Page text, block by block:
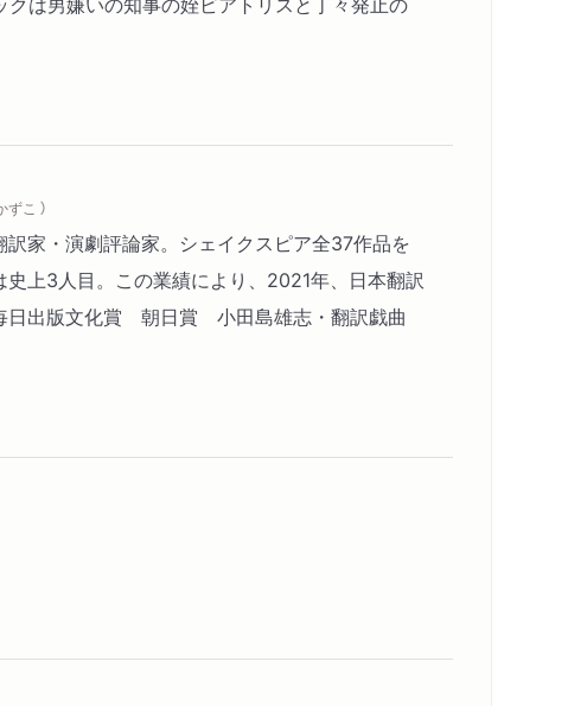
ずこ ）
訳家・演劇評論家。シェイクスピア全37作品を
上3人目。この業績により、2021年、日本翻訳
日出版文化賞 朝日賞 小田島雄志・翻訳戯曲